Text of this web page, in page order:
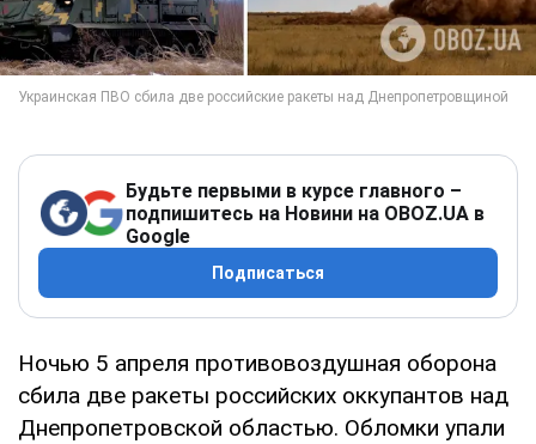
Будьте первыми в курсе главного –
подпишитесь на Новини на OBOZ.UA в
Google
Подписаться
Ночью 5 апреля противовоздушная оборона
сбила две ракеты российских оккупантов над
Днепропетровской областью. Обломки упали